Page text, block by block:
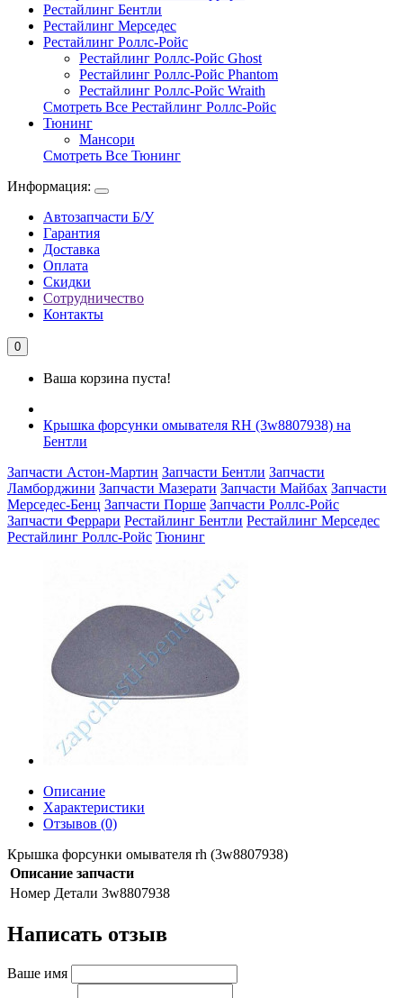
Рестайлинг Бентли
Рестайлинг Мерседес
Рестайлинг Роллс-Ройс
Рестайлинг Роллс-Ройс Ghost
Рестайлинг Роллс-Ройс Phantom
Рестайлинг Роллс-Ройс Wraith
Смотреть Все Рестайлинг Роллс-Ройс
Тюнинг
Мансори
Смотреть Все Тюнинг
Информация:
Автозапчасти Б/У
Гарантия
Доставка
Оплата
Скидки
Сотрудничество
Контакты
0
Ваша корзина пуста!
Крышка форсунки омывателя RH (3w8807938) на
Бентли
Запчасти Астон-Мартин Запчасти Бентли Запчасти
Ламборджини Запчасти Мазерати Запчасти Майбах Запчасти
Мерседес-Бенц Запчасти Порше Запчасти Роллс-Ройс
Запчасти Феррари Рестайлинг Бентли Рестайлинг Мерседес
Рестайлинг Роллс-Ройс Тюнинг
Описание
Характеристики
Отзывов (0)
Крышка форсунки омывателя rh (3w8807938)
Описание запчасти
Номер Детали 3w8807938
Написать отзыв
Ваше имя